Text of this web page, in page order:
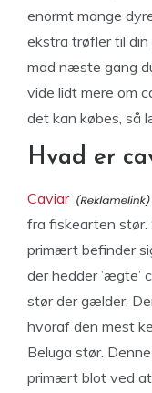
enormt mange
ekstra trøfler til din
mad næste gang
vide lidt mere om
det kan købes, så
Hvad er
Caviar
fra fiskearten stør.
primært befinder
der hedder ’ægte’
stør der gælder.
hvoraf den mest
Beluga stør.
primært blot ved